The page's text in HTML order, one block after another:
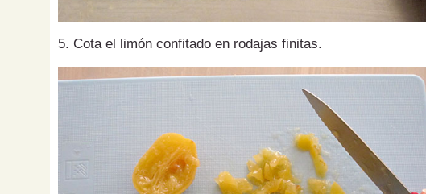
5. Cota el limón confitado en rodajas finitas.